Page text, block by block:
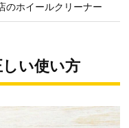
のホイールクリーナー
い使い方